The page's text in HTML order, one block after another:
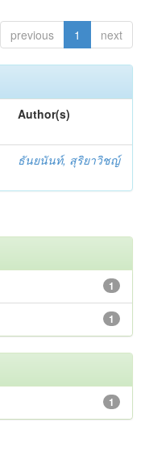
previous 1 next
Author(s)
ธันยนันท์, สุริยาวิชญ์
1
1
1